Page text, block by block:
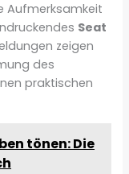
Aufmerksamkeit
Seat
zeigen
des
praktischen
tönen: Die